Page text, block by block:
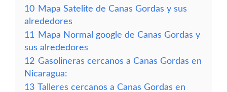
10 Mapa Satelite de Canas Gordas y sus
alrededores
11
Mapa Normal google de Canas Gordas y
sus alrededores
12 Gasolineras cercanos a Canas Gordas en
Nicaragua:
13 Talleres cercanos a Canas Gordas en